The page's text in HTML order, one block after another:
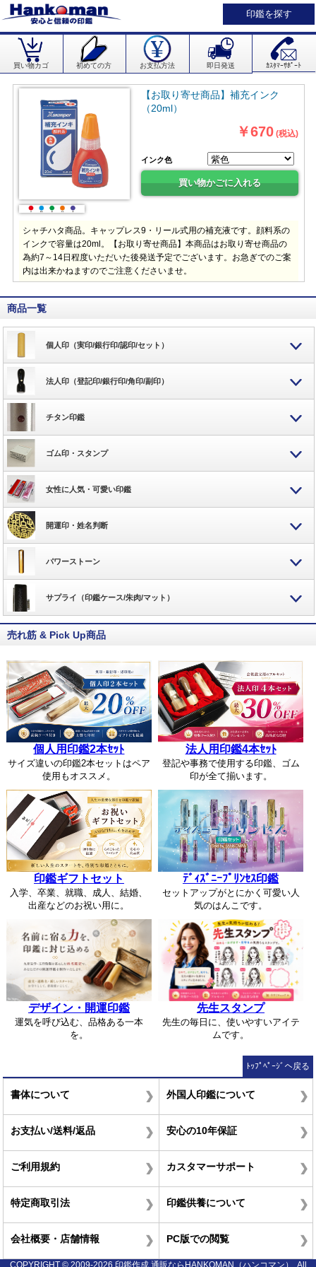
印鑑を探す
買い物カゴ 初めての方 お支払方法 即日発送 ｶｽﾀﾏｰｻﾎﾟｰﾄ
【お取り寄せ商品】補充インク
（20ml）
￥670 (税込)
インク色
シャチハタ商品。キャップレス9・リール式用の補充液です。顔料系の
インクで容量は20ml。【お取り寄せ商品】本商品はお取り寄せ商品の
為約7～14日程度いただいた後発送予定でございます。お急ぎでのご案
内は出来かねますのでご注意くださいませ。
商品一覧
個人印（実印/銀行印/認印/セット）
法人印（登記印/銀行印/角印/副印）
チタン印鑑
ゴム印・スタンプ
女性に人気・可愛い印鑑
開運印・姓名判断
パワーストーン
サプライ（印鑑ケース/朱肉/マット）
売れ筋 & Pick Up商品
個人用印鑑2本ｾｯﾄ
サイズ違いの印鑑2本セットはペア
使用もオススメ。
法人用印鑑4本ｾｯﾄ
登記や事務で使用する印鑑、ゴム
印が全て揃います。
印鑑ギフトセット
入学、卒業、就職、成人、結婚、
出産などのお祝い用に。
ﾃﾞｨｽﾞﾆｰﾌﾟﾘﾝｾｽ印鑑
セットアップがとにかく可愛い人
気のはんこです。
デザイン・開運印鑑
運気を呼び込む、品格ある一本
を。
先生スタンプ
先生の毎日に、使いやすいアイテ
ムです。
ﾄｯﾌﾟﾍﾟｰｼﾞへ戻る
書体について 外国人印鑑について
お支払い/送料/返品 安心の10年保証
ご利用規約 カスタマーサポート
特定商取引法 印鑑供養について
会社概要・店舗情報 PC版での閲覧
COPYRIGHT © 2009-2026 印鑑作成 通販ならHANKOMAN（ハンコマン）. All